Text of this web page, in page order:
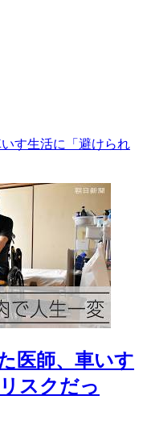
す生活に「避けられ
医師、車いす
スクだっ